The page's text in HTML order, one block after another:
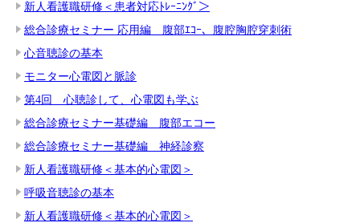
新人看護職研修＜患者対応ﾄﾚｰﾆﾝｸﾞ＞
総合診療セミナー 応用編 腹部ｴｺｰ、腹腔胸腔穿刺術
心音聴診の基本
モニター心電図と脈診
第4回 心聴診して、心電図も学ぶ
総合診療セミナー基礎編 腹部エコー
総合診療セミナー基礎編 神経診察
新人看護職研修＜基本的心電図＞
呼吸音聴診の基本
新人看護職研修＜基本的心電図＞